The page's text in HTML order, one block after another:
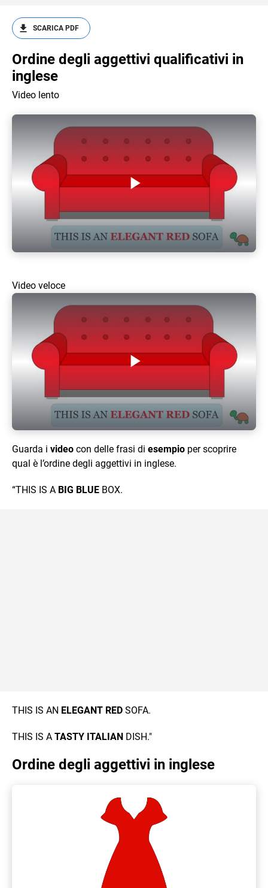
SCARICA PDF
Ordine degli aggettivi qualificativi in
inglese
Video lento
Play Video
Video veloce
Play Video
Guarda i video con delle frasi di esempio per scoprire
qual è l’ordine degli aggettivi in inglese.
“THIS IS A BIG BLUE BOX.
THIS IS AN ELEGANT RED SOFA.
THIS IS A TASTY ITALIAN DISH."
Ordine degli aggettivi in inglese